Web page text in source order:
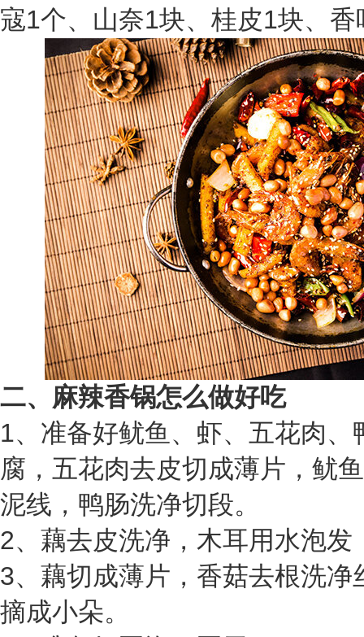
寇1个、山奈1块、桂皮1块、
二、麻辣香锅怎么做好吃
1、 准备好鱿鱼、虾、五花肉、
腐，五花肉去皮切成薄片，鱿
泥线，鸭肠洗净切段。
2、 藕去皮洗净，木耳用水泡发
3、 藕切成薄片，香菇去根洗净
摘成小朵。